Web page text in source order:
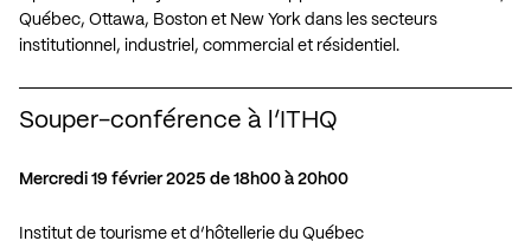
Québec, Ottawa, Boston et New York dans les secteurs
institutionnel, industriel, commercial et résidentiel.
Souper-conférence à l’ITHQ
Mercredi 19 février 2025 de 18h00 à 20h00
Institut de tourisme et d’hôtellerie du Québec